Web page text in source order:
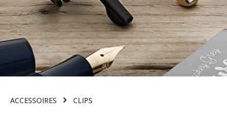
ACCESSOIRES CLIPS